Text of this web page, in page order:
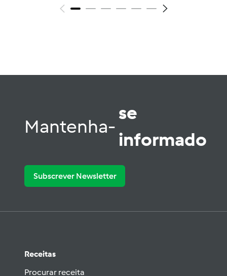
Mantenha-
se
informado
Subscrever Newsletter
Receitas
Procurar receita